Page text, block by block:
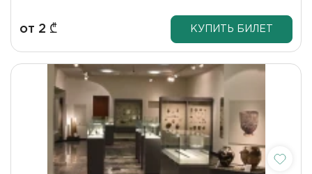
от 2 ₾ КУПИТЬ БИЛЕТ